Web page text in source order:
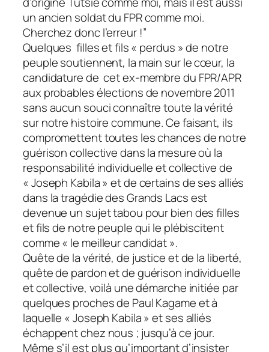
un ancien soldat du FPR comme moi.
Cherchez donc l’erreur!”
Quelques filles et fils « perdus » de notre
peuple soutiennent, la main sur le cœur, la
candidature de cet ex-membre du FPR/APR
aux probables élections de novembre 2011
sans aucun souci connaître toute la vérité
sur notre histoire commune. Ce faisant, ils
compromettent toutes les chances de notre
guérison collective dans la mesure où la
responsabilité individuelle et collective de
« Joseph Kabila » et de certains de ses alliés
dans la tragédie des Grands Lacs est
devenue un sujet tabou pour bien des filles
et fils de notre peuple qui le plébiscitent
comme « le meilleur candidat ».
Quête de la vérité, de justice et de la liberté,
quête de pardon et de guérison individuelle
et collective, voilà une démarche initiée par
quelques proches de Paul Kagame et à
laquelle « Joseph Kabila » et ses alliés
échappent chez nous ; jusqu’à ce jour.
Même s’il est plus qu’important d’insister